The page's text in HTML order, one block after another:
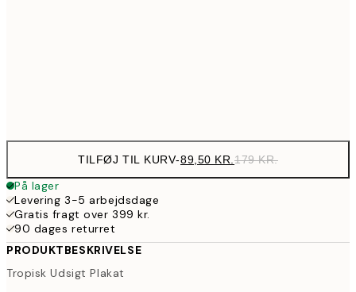
TILFØJ TIL KURV-89,50 KR.179 KR.
På lager
Levering 3-5 arbejdsdage
Gratis fragt over 399 kr.
90 dages returret
PRODUKTBESKRIVELSE
Tropisk Udsigt Plakat